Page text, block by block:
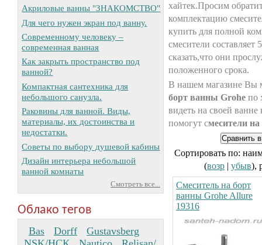
Акриловые ванны "ЗНАКОМСТВО"
Для чего нужен экран под ванну.
Современному человеку –
современная ванная
Как закрыть пространство под
ванной?
Компактная сантехника для
небольшого санузла.
Раковины для ванной. Виды,
материалы, их достоинства и
недостатки.
Советы по выбору душевой кабины
Дизайн интерьера небольшой
ванной комнаты
Смотреть все...
Облако тегов
Bas Dorff
Gustavsberg
хайтек.Просим
комплектацию
купить для полной
смесители
сказать,что они
положенного срока.
В нашем магазине Вы
борт ванны Grohe по
видеть на своей
помогут смесители
Сортировать по:
(возр | убыв),
Смеситель на борт
ванны Grohe Allure
19316